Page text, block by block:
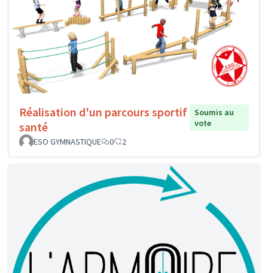
Réalisation d'un parcours sportif
santé
Soumis au
vote
ESO GYMNASTIQUE
0 2